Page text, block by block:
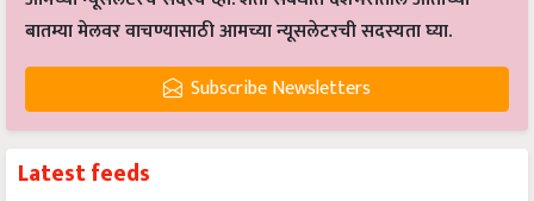
बातम्या मेलवर वाचण्यासाठी आमच्या न्यूसलेटरची सदस्यता घ्या.
Subscribe Newsletters
Latest feeds